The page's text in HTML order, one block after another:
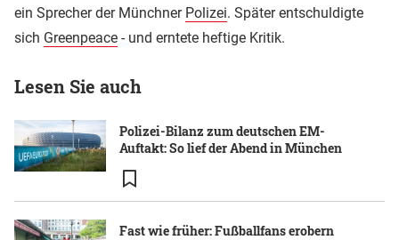
ein Sprecher der Münchner Polizei. Später entschuldigte
sich Greenpeace - und erntete heftige Kritik.
Lesen Sie auch
Polizei-Bilanz zum deutschen EM-
Auftakt: So lief der Abend in München
Fast wie früher: Fußballfans erobern